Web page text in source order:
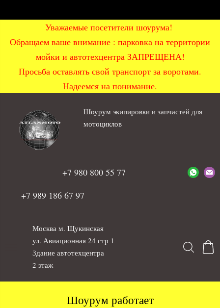
Уважаемые посетители шоурума!
Обращаем ваше внимание : парковка на территории
мойки и автотехцентра ЗАПРЕЩЕНА!
Просьба оставлять свой транспорт за воротами.
Надеемся на понимание.
Шоурум экипировки и запчастей для
мотоциклов
+7 980 800 55 77
+7 989 186 67 97
Москва м. Щукинская
ул. Авиационная 24 стр 1
Здание автотехцентра
2 этаж
Шоурум работает